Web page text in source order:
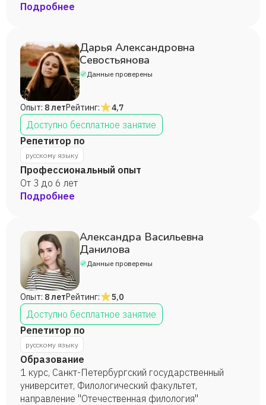
любимого предмета - русский язык. Без интереса -
индивидуальные занятия по русскому языку. С 2019
Подробнее
Дарья Александровна
Севостьянова
Данные проверены
Опыт: 8 летРейтинг: 4,7
Доступно бесплатное занятие
Репетитор по
русскому языку
Профессиональный опыт
От 3 до 6 лет
Подробнее
Александра Васильевна
Данилова
Данные проверены
Опыт: 8 летРейтинг: 5,0
Доступно бесплатное занятие
Репетитор по
русскому языку
Образование
1 курс, Санкт-Петербургский государственный
университет, Филологический факультет,
направление "Отечественная филология"